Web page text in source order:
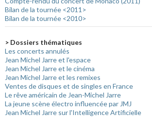
Bilan de la tournée <2011>
Bilan de la tournée <2010>
> Dossiers thématiques
Les concerts annulés
Jean Michel Jarre et l'espace
Jean Michel Jarre et le cinéma
Jean Michel Jarre et les remixes
Ventes de disques et de singles en France
Le rêve américain de Jean-Michel Jarre
La jeune scène électro influencée par JMJ
Jean Michel Jarre sur l'Intelligence Artificielle